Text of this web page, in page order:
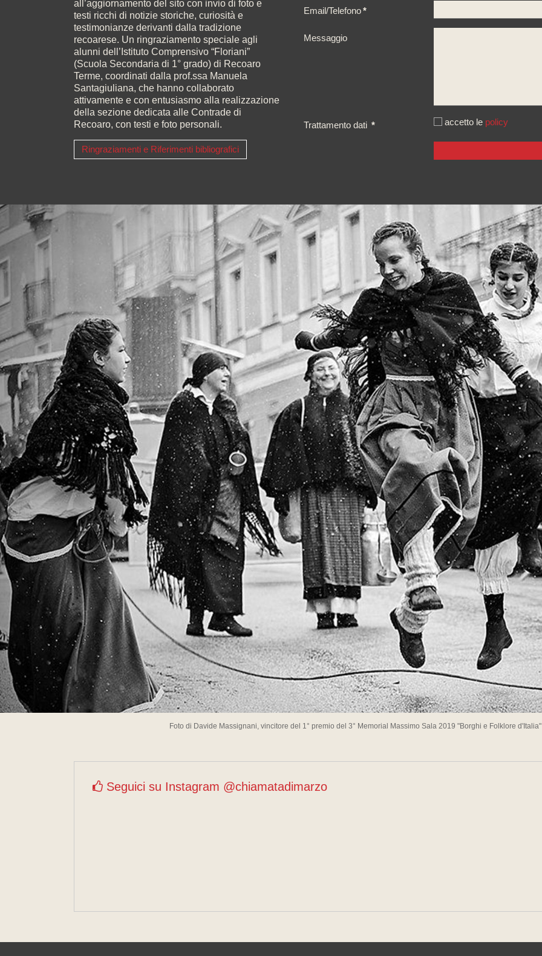
all’aggiornamento del sito con invio di foto e
testi ricchi di notizie storiche, curiosità e
testimonianze derivanti dalla tradizione
recoarese. Un ringraziamento speciale agli
alunni dell’Istituto Comprensivo “Floriani”
(Scuola Secondaria di 1° grado) di Recoaro
Terme, coordinati dalla prof.ssa Manuela
Santagiuliana, che hanno collaborato
attivamente e con entusiasmo alla realizzazione
della sezione dedicata alle Contrade di
Recoaro, con testi e foto personali.
Ringraziamenti e Riferimenti bibliografici
Email/Telefono*
Messaggio
Trattamento dati * accetto le policy
Foto di Davide Massignani, vincitore del 1° premio del 3° Memorial Massimo Sala 2019 "Borghi e Folklore
Seguici su Instagram @chiamatadimarzo